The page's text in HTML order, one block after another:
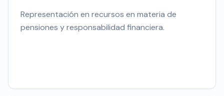
Representación en recursos en materia de
pensiones y responsabilidad financiera.